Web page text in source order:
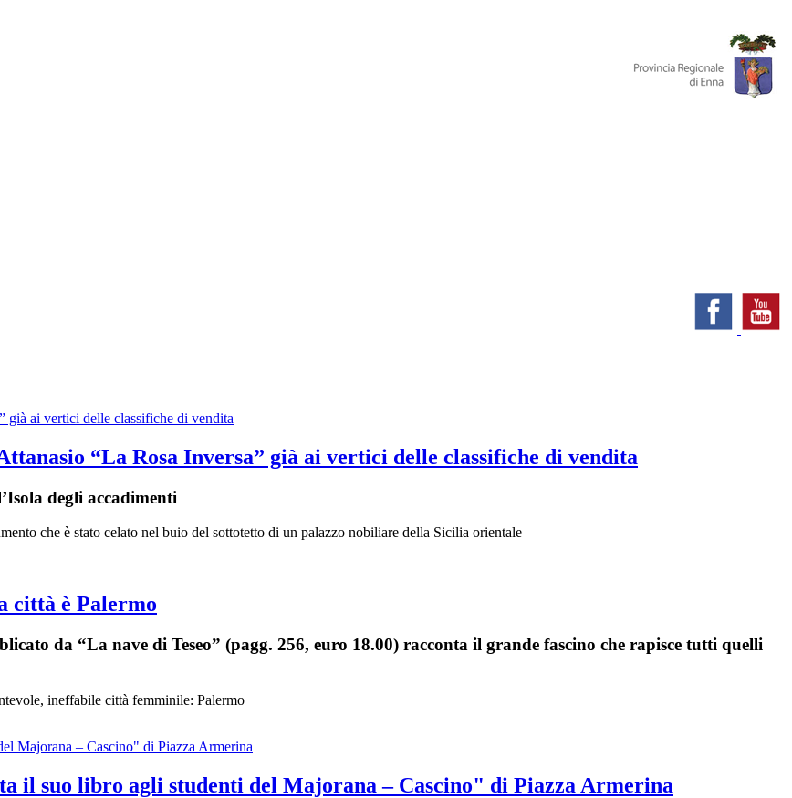
“La Rosa Inversa” già ai vertici delle classifiche di vendita
degli accadimenti
che è stato celato nel buio del sottotetto di un palazzo nobiliare della Sicilia orientale
città è Palermo
da “La nave di Teseo” (pagg. 256, euro 18.00) racconta il grande fascino che rapisce tutti quelli
ineffabile città femminile: Palermo
il suo libro agli studenti del Majorana – Cascino" di Piazza Armerina